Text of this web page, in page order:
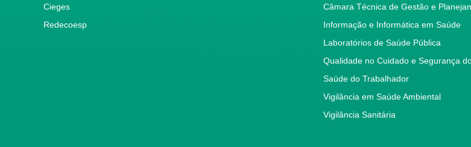
Cieges
Redecoesp
Câmara Técnica de Gestão e
Informação e Informática em Saúde
Laboratórios de Saúde Pública
Qualidade no Cuidado e Segurança
Saúde do Trabalhador
Vigilância em Saúde Ambiental
Vigilância Sanitária